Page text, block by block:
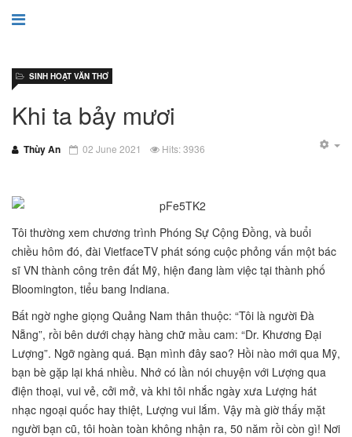
Khi ta bảy mươi
Thùy An
SINH HOẠT VĂN THƠ
02 June 2021 Hits: 3936
Tôi thường xem chương trình Phóng Sự Cộng Đồng, và buổi
chiều hôm đó, đài VietfaceTV phát sóng cuộc phỏng vấn một bác
sĩ VN thành công trên đất Mỹ, hiện đang làm việc tại thành phố
Bloomington, tiểu bang Indiana.
Bất ngờ nghe giọng Quảng Nam thân thuộc: “Tôi là người Đà
Nẵng”, rồi bên dưới chạy hàng chữ mầu cam: “Dr. Khương Đại
Lượng”. Ngỡ ngàng quá. Bạn mình đây sao? Hồi nào mới qua Mỹ,
bạn bè gặp lại khá nhiều. Nhớ có lần nói chuyện với Lượng qua
điện thoại, vui vẻ, cởi mở, và khi tôi nhắc ngày xưa Lượng hát
nhạc ngoại quốc hay thiệt, Lượng vui lắm. Vậy mà giờ thấy mặt
người bạn cũ, tôi hoàn toàn không nhận ra, 50 năm rồi còn gì! Nơi